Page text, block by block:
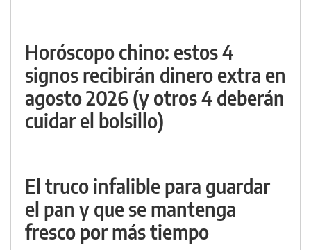
Horóscopo chino: estos 4
signos recibirán dinero extra en
agosto 2026 (y otros 4 deberán
cuidar el bolsillo)
El truco infalible para guardar
el pan y que se mantenga
fresco por más tiempo